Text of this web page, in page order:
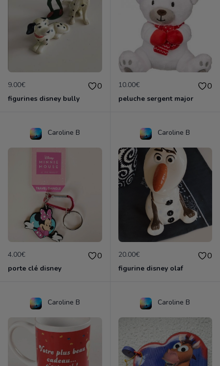
9.00€ 0
figurines disney bully
10.00€ 0
peluche sergent major
Caroline B
4.00€ 0
porte clé disney
Caroline B
20.00€ 0
figurine disney olaf
Caroline B Caroline B